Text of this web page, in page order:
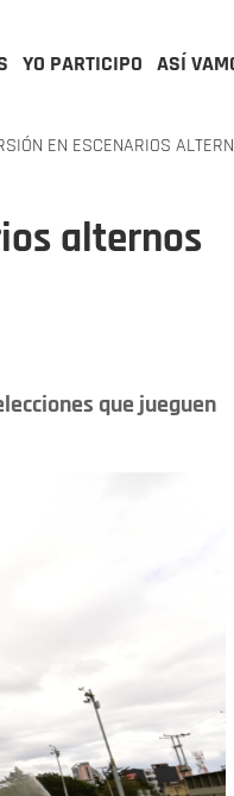
YO PARTICIPO ASÍ
EN ESCENARIOS
alternos
que jueguen